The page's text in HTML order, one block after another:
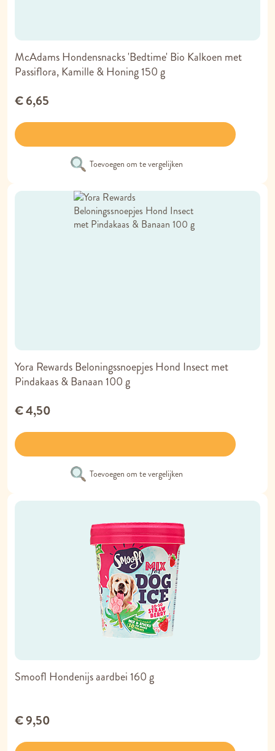
McAdams Hondensnacks 'Bedtime' Bio Kalkoen met
Passiflora, Kamille & Honing 150 g
€ 6,65
Toevoegen om te vergelijken
Yora Rewards Beloningssnoepjes Hond Insect met
Pindakaas & Banaan 100 g
€ 4,50
Toevoegen om te vergelijken
Smoofl Hondenijs aardbei 160 g
€ 9,50